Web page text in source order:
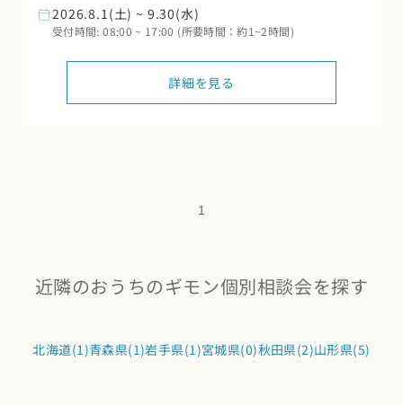
2026.8.1(土) ~ 9.30(水)
受付時間: 08:00 ~ 17:00 (所要時間：約1~2時間)
詳細を見る
1
近隣のおうちのギモン個別相談会を探す
北海道(1)青森県(1)岩手県(1)宮城県(0)秋田県(2)山形県(5)